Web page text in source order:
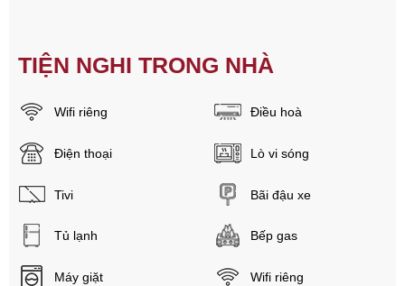
TIỆN NGHI TRONG NHÀ
Wifi riêng Điều hoà
Điện thoại Lò vi sóng
Tivi Bãi đậu xe
Tủ lạnh Bếp gas
Máy giặt Wifi riêng